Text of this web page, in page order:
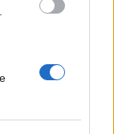
till
om
till
med, säger